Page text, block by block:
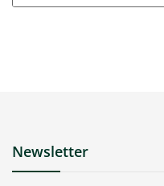
Newsletter